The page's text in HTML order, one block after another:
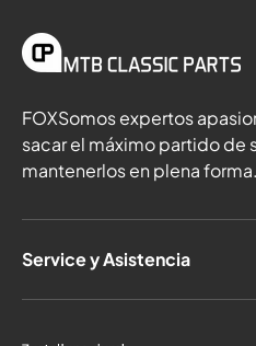
FOXSomos expertos
sacar el máximo partido de
mantenerlos en plena forma.
Service y Asistencia